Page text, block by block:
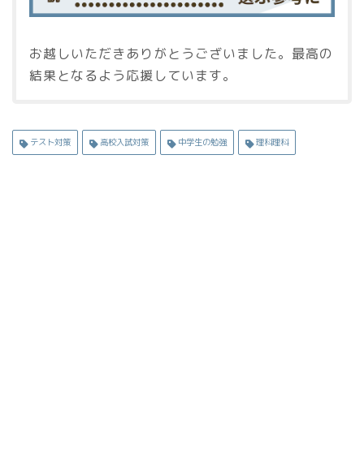
お越しいただきありがとうございました。最高の
結果となるよう応援しています。
テスト対策 高校入試対策 中学生の勉強 理科理科